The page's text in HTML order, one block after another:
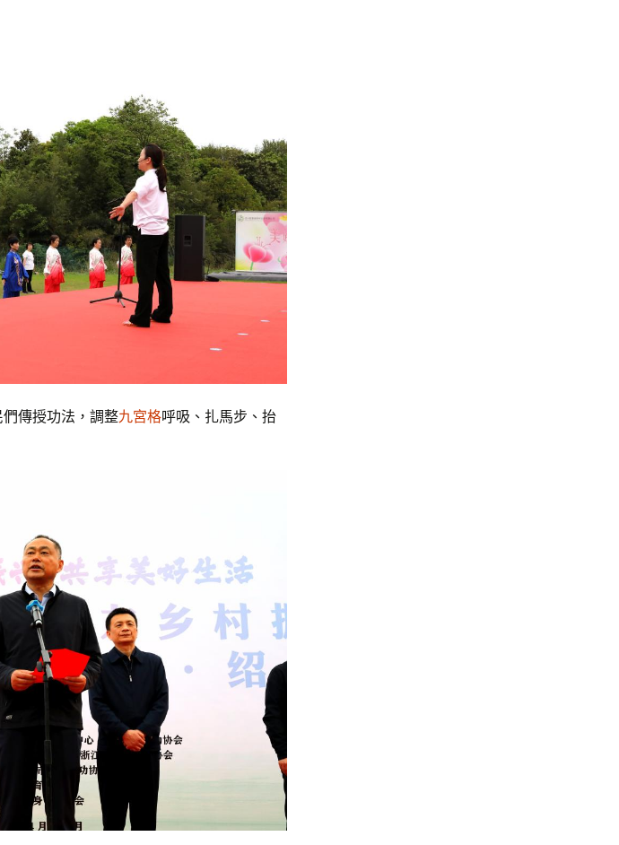
傳授功法，調整九宮格呼吸、扎馬步、抬